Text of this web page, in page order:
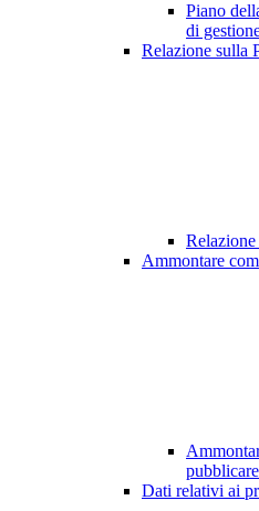
Piano
di
Relazione sulla
Ammontare
Dati relativi ai